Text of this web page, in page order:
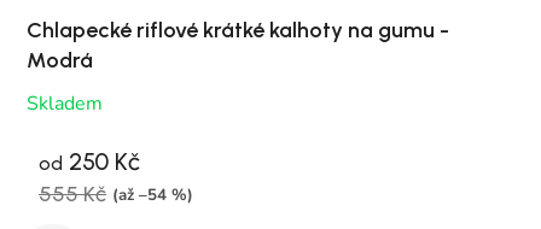
Chlapecké riflové krátké kalhoty na gumu -
Modrá
Skladem
od 250 Kč
555 Kč (až –54 %)